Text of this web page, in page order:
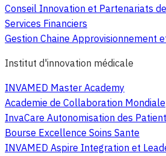
Conseil Innovation et Partenariats
Services Financiers
Gestion Chaine Approvisionnement
Institut d'innovation médicale
INVAMED Master Academy
Academie de Collaboration Mondiale
InvaCare Autonomisation des
Bourse Excellence Soins Sante
INVAMED Aspire Integration et